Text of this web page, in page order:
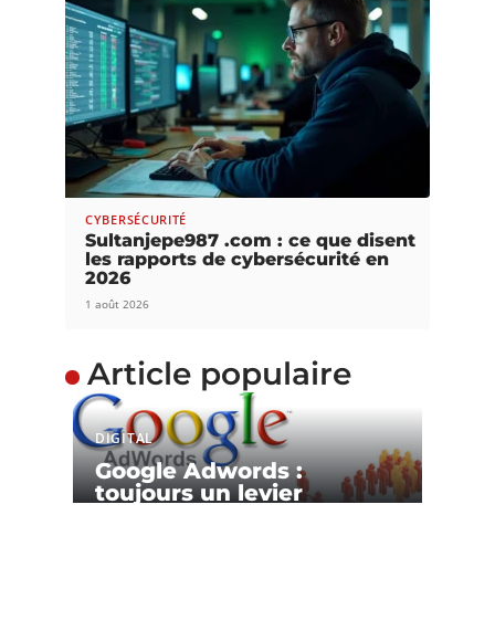
CYBERSÉCURITÉ
Sultanjepe987 .com : ce que disent
les rapports de cybersécurité en
2026
1 août 2026
Article populaire
DIGITAL
Google Adwords :
toujours un levier